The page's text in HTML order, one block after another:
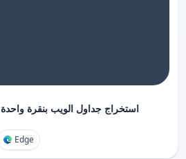
استخراج جداول الويب بنقرة
Edge